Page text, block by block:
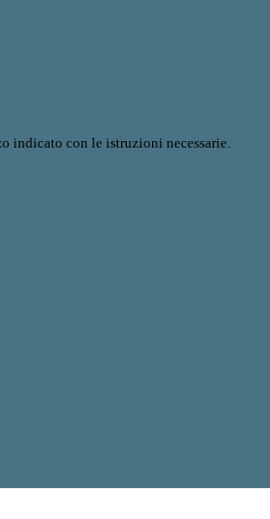
indicato con le istruzioni necessarie.